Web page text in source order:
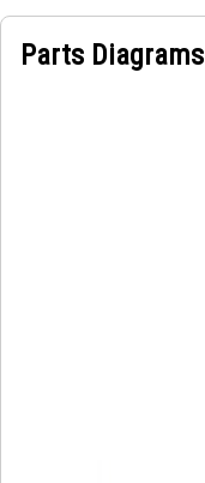
Parts Diagrams